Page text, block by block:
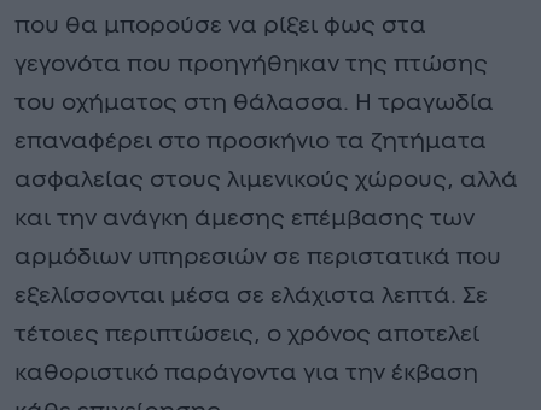
που θα μπορούσε να ρίξει φως στα
γεγονότα που προηγήθηκαν της πτώσης
του οχήματος στη θάλασσα. Η τραγωδία
επαναφέρει στο προσκήνιο τα ζητήματα
ασφαλείας στους λιμενικούς χώρους, αλλά
και την ανάγκη άμεσης επέμβασης των
αρμόδιων υπηρεσιών σε περιστατικά που
εξελίσσονται μέσα σε ελάχιστα λεπτά. Σε
τέτοιες περιπτώσεις, ο χρόνος αποτελεί
καθοριστικό παράγοντα για την έκβαση